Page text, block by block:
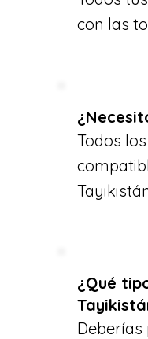
con las
Todos
¿Qué
Deberías